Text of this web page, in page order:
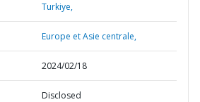
Turkiye,
Europe et Asie centrale,
2024/02/18
Disclosed